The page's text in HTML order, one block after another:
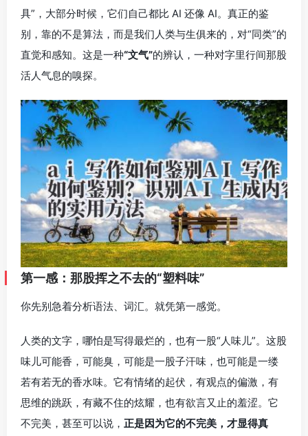
具”，大部分时候，它们自己都比 AI 还像 AI。真正的鉴
别，靠的不是算法，而是我们人类与生俱来的，对“同类”的
直觉和感知。这是一种“文气”的辨认，一种对字里行间那股
活人气息的嗅探。
第一感：那股挥之不去的“塑料味”
你先别急着分析语法、词汇。就凭第一感觉。
人类的文字，哪怕是写得最烂的，也有一股“人味儿”。这股
味儿可能香，可能臭，可能是一股子汗味，也可能是一缕
若有若无的香水味。它有情绪的起伏，有观点的偏激，有
思维的跳跃，有藏不住的炫耀，也有欲言又止的羞涩。它
不完美，甚至可以说， 正是因为它的不完美，才显得真